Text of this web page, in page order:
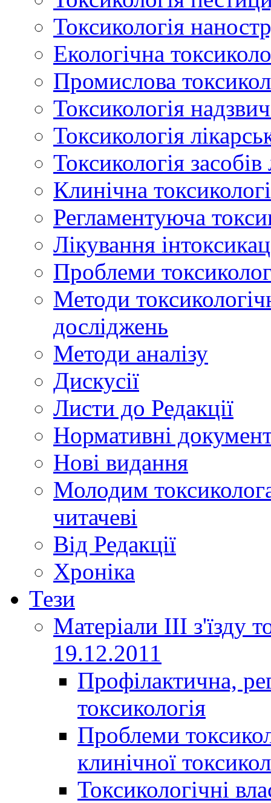
Токсикологія
Екологічна
Промислова
Токсикологія
Токсикологія
Токсикологія
Клинічна
Регламентуюча
Лікування
Проблеми
Методи
досліджень
Методи аналізу
Дискусії
Листи до Редакції
Нормативні
Нові видання
Молодим
читачеві
Від Редакції
Хроніка
Тези
Матеріали ІІІ з'їзду
19.12.2011
Профілактична,
токсикологія
Проблеми
клинічної
Токсикологічні